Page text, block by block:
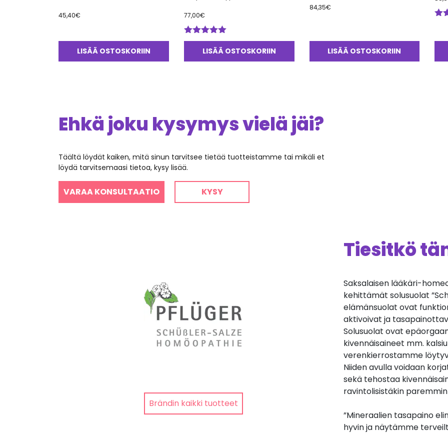
45,40€
LISÄÄ OSTOSKORIIN
77,00€
Arvostelu
tuotteesta:
LISÄÄ OSTOSKORIIN
84,35€
LISÄÄ OSTOSKORIIN
Ehkä joku kysymys vielä jäi?
Täältä löydät kaiken, mitä sinun tarvitsee tietää tuotteistamme tai mikäli et
löydä tarvitsemaasi tietoa, kysy lisää.
VARAA KONSULTAATIO KYSY
Brändin kaikki tuotteet
Tiesitkö
Saksalaisen lääkäri-
kehittämät solusuolat
elämänsuolat ovat
aktivoivat ja
Solusuolat ovat
kivennäisaineet mm.
verenkierrostamme
Niiden avulla voidaan
sekä tehostaa
ravintolisistäkin
”Mineraalien tasapaino
hyvin ja näytämme